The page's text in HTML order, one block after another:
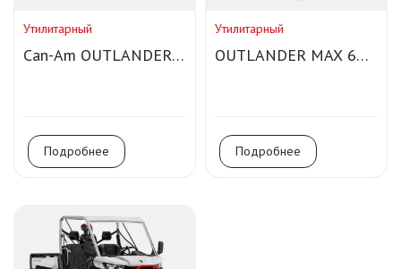
Утилитарный
Can-Am OUTLANDER
Подробнее
Утилитарный
OUTLANDER MAX 6X6
Подробнее